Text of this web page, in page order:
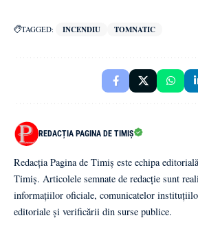
TAGGED: INCENDIU TOMNATIC
REDACȚIA PAGINA DE TIMIȘ
Redacția Pagina de Timiș este echipa
Timiș. Articolele semnate de redacție sunt
informațiilor oficiale, comunicatelor
editoriale și verificării din surse publice.